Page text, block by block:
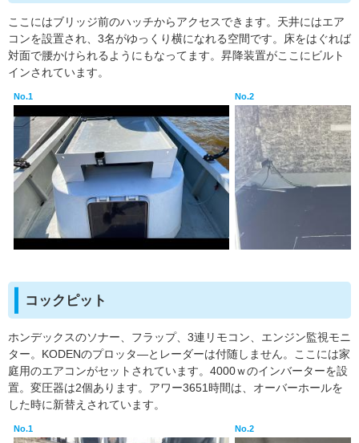
ここにはブリッジ前のハッチからアクセスできます。天井にはエア
コンを設置され、3名がゆっくり横になれる空間です。床をはぐれば
対面で腰かけられるようにもなってます。昇降装置がここにビルト
インされています。
No.1 No.2
コックピット
ホンデックスのソナー、フラップ、3連リモコン、エンジン監視モニ
ター。KODENのプロッタ―とレーダーは付随しません。ここには家
庭用のエアコンがセットされています。4000ｗのインバーターを設
置。変圧器は2個あります。アワー3651時間は、オーバーホールを
した時に新替えされています。
No.1 No.2